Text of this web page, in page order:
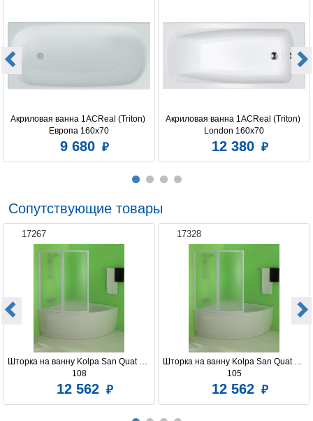
Акриловая ванна 1ACReal (Triton)
Европа 160x70
9 680
Акриловая ванна 1ACReal (Triton)
London 160х70
12 380
Сопутствующие товары
17267
Шторка на ванну Kolpa San Quat TP
108
12 562
17328
Шторка на ванну Kolpa San Quat TP
105
12 562